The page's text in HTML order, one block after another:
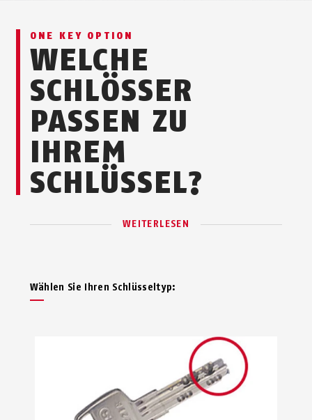
ONE KEY OPTION
WELCHE
SCHLÖSSER
PASSEN ZU
IHREM
SCHLÜSSEL?
WEITERLESEN
Wählen Sie Ihren Schlüsseltyp: